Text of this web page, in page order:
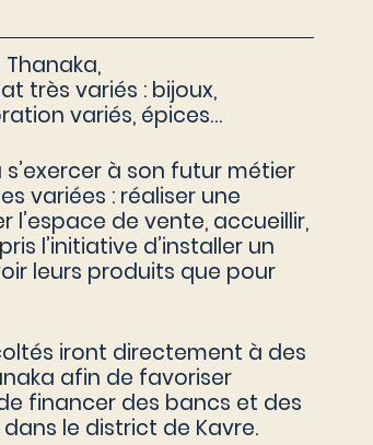
très variés : bijoux,
variés, épices…
à son futur métier
variées : réaliser une
l’espace de vente, accueillir,
l’initiative d’installer un
leurs produits que pour
iront directement à des
afin de favoriser
financer des bancs et des
le district de Kavre.